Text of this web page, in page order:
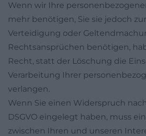
Wenn wir Ihre
mehr benötigen, Sie sie jedoch
Verteidigung oder
Rechtsansprüchen benötigen,
Recht, statt der Löschung die
Verarbeitung Ihrer
verlangen.
Wenn Sie einen Widerspruch nach
DSGVO eingelegt haben, muss
zwischen Ihren und unseren